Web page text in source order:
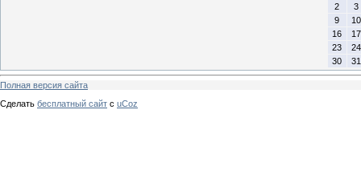
2
3
9
10
16
17
23
24
30
31
Полная версия сайта
Сделать бесплатный сайт с uCoz